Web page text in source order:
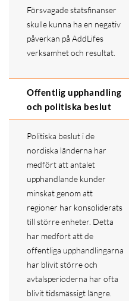
Försvagade statsfinanser
skulle kunna ha en negativ
påverkan på AddLifes
verksamhet och resultat.
Offentlig upphandling
och politiska beslut
Politiska beslut i de
nordiska länderna har
medfört att antalet
upphandlande kunder
minskat genom att
regioner har konsoliderats
till större enheter. Detta
har medfört att de
offentliga upphandlingarna
har blivit större och
avtalsperioderna har ofta
blivit tidsmässigt längre.